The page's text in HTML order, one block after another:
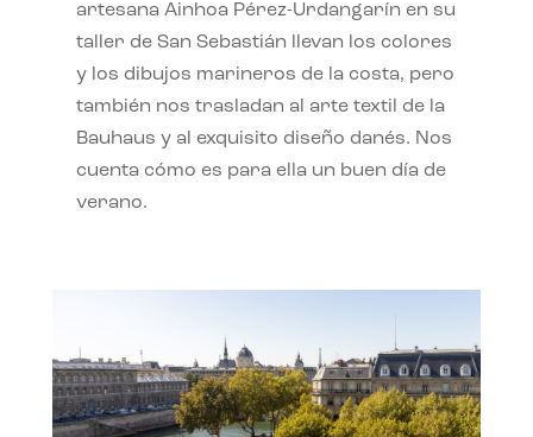
artesana Ainhoa Pérez-Urdangarín en su
taller de San Sebastián llevan los colores
y los dibujos marineros de la costa, pero
también nos trasladan al arte textil de la
Bauhaus y al exquisito diseño danés. Nos
cuenta cómo es para ella un buen día de
verano.